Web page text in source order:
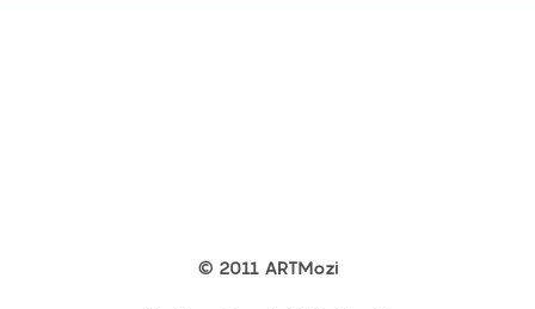
© 2011 ARTMozi